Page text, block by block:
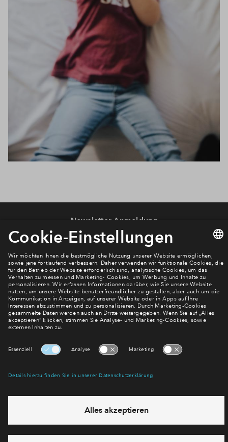
Newsletter Anmeldung
Verpassen Sie zu diesem Wohnprojekt keine Neuigkeiten
mehr! Wir halten Sie auf dem Laufenden – mit unserem
regelmäßig erscheinenden Newsletter informieren wir Sie
über den Stand dieses und weiterer Neubauprojekte.
E-Mail-Adresse
für unsereDatenschutzerklärung
50603738)oder hinterlassen Sie eine Nachricht über das
Formular: